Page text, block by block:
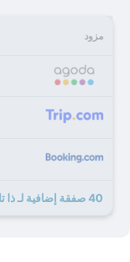
مزود
40 صفقة إضافية لـ ذا تانجو تايبي لينسين